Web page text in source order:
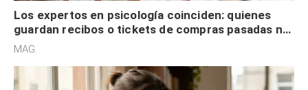
Los expertos en psicología coinciden: quienes
guardan recibos o tickets de compras pasadas no
son acumuladores, sino que tienen necesidad de
MAG.